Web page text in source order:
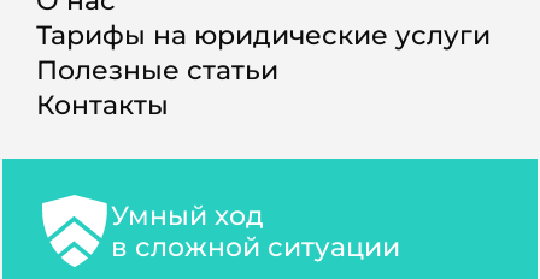
Тарифы на юридические услуги
Полезные статьи
Контакты
Умный ход
в сложной ситуации